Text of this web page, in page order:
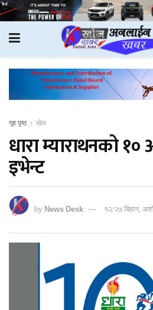
गृह पृष्ठ खेल
धारा म्याराथनको
इभेन्ट
byNews Desk १२:२७ बिहान,